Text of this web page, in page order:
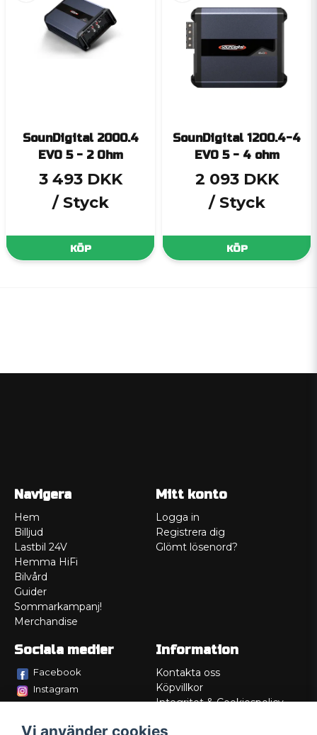
SounDigital 2000.4
EVO 5 - 2 Ohm
3 493 DKK
/ Styck
KÖP
SounDigital 1200.4-4
EVO 5 - 4 ohm
2 093 DKK
/ Styck
KÖP
Navigera
Hem
Billjud
Lastbil 24V
Hemma HiFi
Bilvård
Guider
Sommarkampanj!
Merchandise
Mitt konto
Logga in
Registrera dig
Glömt lösenord?
Sociala medier
Facebook
Instagram
Information
Kontakta oss
Köpvillkor
Integritet & Cookiespolicy
Service/Garanti
Vi använder cookies